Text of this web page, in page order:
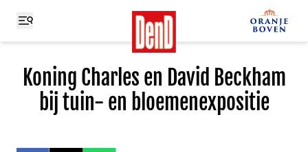
Koning Charles en David Beckham
bij tuin- en bloemenexpositie